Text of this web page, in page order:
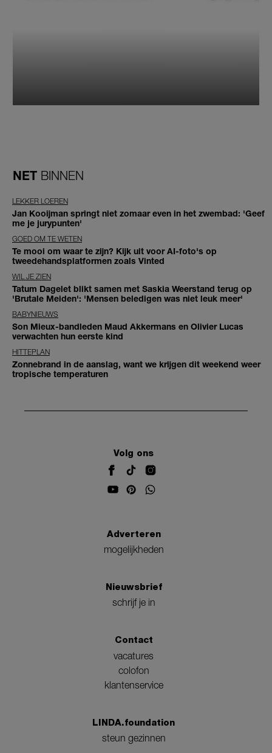
NET BINNEN
LEKKER LOEREN
Jan Kooijman springt niet zomaar even in het zwembad: 'Geef
me je jurypunten'
GOED OM TE WETEN
Te mooi om waar te zijn? Kijk uit voor AI-foto's op
tweedehandsplatformen zoals Vinted
WIL JE ZIEN
Tatum Dagelet blikt samen met Saskia Weerstand terug op
'Brutale Meiden': 'Mensen beledigen was niet leuk meer'
BABYNIEUWS
Son Mieux-bandleden Maud Akkermans en Olivier Lucas
verwachten hun eerste kind
HITTEPLAN
Zonnebrand in de aanslag, want we krijgen dit weekend weer
tropische temperaturen
Volg ons
Adverteren
mogelijkheden
Nieuwsbrief
schrijf je in
Contact
vacatures
colofon
klantenservice
LINDA.foundation
steun gezinnen